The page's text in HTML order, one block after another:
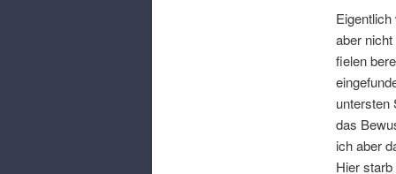
aber
fielen
untersten
das
ich aber
Hier